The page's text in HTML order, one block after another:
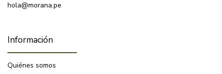
hola@morana.pe
Información
Quiénes somos